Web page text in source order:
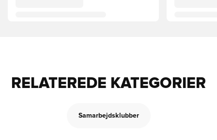
RELATEREDE KATEGORIER
Samarbejdsklubber